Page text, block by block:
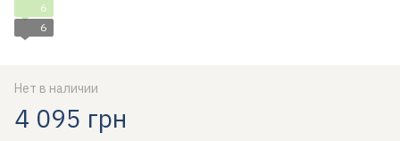
6
6
Нет в наличии
4 095 грн